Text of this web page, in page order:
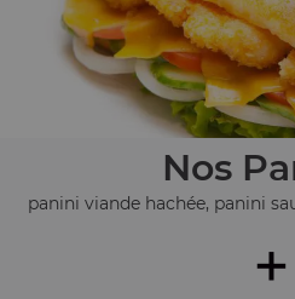
Nos
panini viande hachée, panini
+